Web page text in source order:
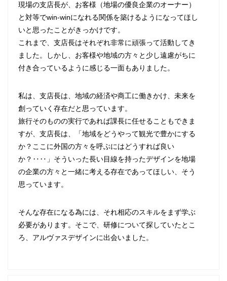
現場の支店長が、お客様（地場の優良企業のオーナー）
と対等でwin-winになれる関係を築けるようになってほし
いと思ったことがきっかけです。
これまで、支店長はそれぞれ非常に頑張って活動してき
ました。しかし、お客様や地域の方々と少し遠慮がちに
付き合っているように感じる一面もありました。
私は、支店長は、地域の経済や商工に働きかけ、未来を
創っていく存在だと思っています。
旅行そのものの実行であれば課長に任せることもできま
すが、支店長は、「地域をどうやって観光で豊かにする
か？ここに外国の方々を呼ぶにはどうすれば良い
か？‥‥」そういった長い目線を持ったデザインを地場
の企業の方々と一緒に考える存在であってほしい、そう
思っています。
そんな存在になる為には、それ相応のスキルをまず学ぶ
必要があります。そこで、研修について探していたとこ
ろ、アルヴァスデザインに出会いました。